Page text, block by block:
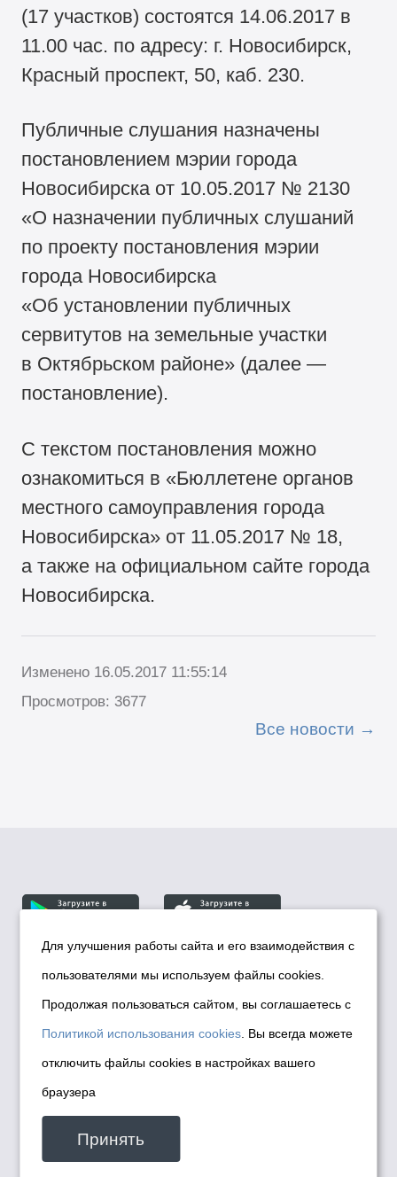
(17 участков) состоятся 14.06.2017 в
11.00 час. по адресу: г. Новосибирск,
Красный проспект, 50, каб. 230.
Публичные слушания назначены
постановлением мэрии города
Новосибирска от 10.05.2017 № 2130
«О назначении публичных слушаний
по проекту постановления мэрии
города Новосибирска
«Об установлении публичных
сервитутов на земельные участки
в Октябрьском районе» (далее —
постановление).
С текстом постановления можно
ознакомиться в «Бюллетене органов
местного самоуправления города
Новосибирска» от 11.05.2017 № 18,
а также на официальном сайте города
Новосибирска.
Изменено 16.05.2017 11:55:14
Просмотров: 3677
Все новости
© Департамент информационной политики мэрии
города Новосибирска, 2026
Политика использования Cookies
Политика по обработке персональных
данных в информационных системах
мэрии города Новосибирска
Техническая поддержка сайта -
malinchukvl@mail.ru
Для улучшения работы сайта и его взаимодействия с
пользователями мы используем файлы cookies.
Продолжая пользоваться сайтом, вы соглашаетесь с
Политикой использования cookies . Вы всегда можете
отключить файлы cookies в настройках вашего
браузера
Принять